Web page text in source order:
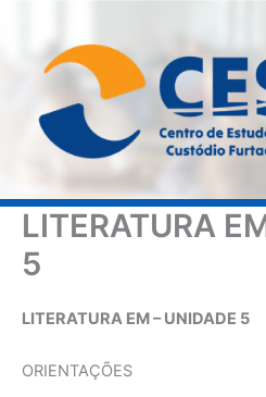
LITERATURA
5
LITERATURA EM – UNIDADE 5
ORIENTAÇÕES